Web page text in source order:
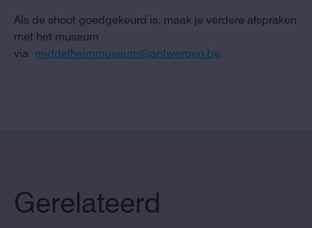
Als de shoot goedgekeurd is, maak je verdere afspraken
met het museum
via middelheimmuseum@antwerpen.be.
Gerelateerd